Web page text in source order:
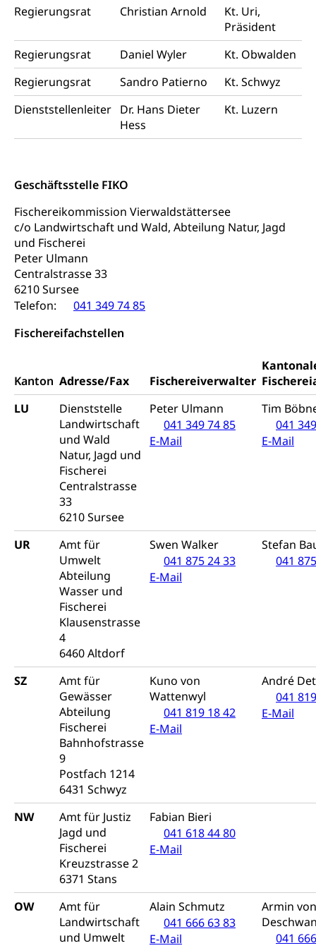
Regierungsrat Christian Arnold
Kt. Uri,
Präsident
Regierungsrat
Daniel Wyler
Kt. Obwalden
Regierungsrat
Sandro Patierno
Kt. Schwyz
Dienststellenleiter Dr. Hans Dieter
Hess
Kt. Luzern
Geschäftsstelle FIKO
Fischereikommission Vierwaldstättersee
c/o Landwirtschaft und Wald, Abteilung Natur, Jagd
und Fischerei
Peter Ulmann
Centralstrasse 33
6210 Sursee
Telefon:
041 349 74 85
Fischereifachstellen
Kanton Adresse/Fax Fischereiverwalter
LU
Dienststelle
Landwirtschaft
und Wald
Natur, Jagd und
Fischerei
Centralstrasse
33
6210 Sursee
Peter Ulmann
041 349 74 85
E-Mail
Tim
041
E-Mail
UR
Amt für
Umwelt
Abteilung
Wasser und
Fischerei
Klausenstrasse
4
6460 Altdorf
Swen Walker
041 875 24 33
E-Mail
Stefan
041
SZ
Amt für
Gewässer
Abteilung
Fischerei
Bahnhofstrasse
9
Postfach 1214
6431 Schwyz
Kuno von
Wattenwyl
041 819 18 42
E-Mail
André
041
E-Mail
NW
Amt für Justiz
Jagd und
Fischerei
Kreuzstrasse 2
6371 Stans
Fabian Bieri
041 618 44 80
E-Mail
OW
Amt für
Landwirtschaft
und Umwelt
Alain Schmutz
041 666 63 83
E-Mail
Armin von
041
Freiwilliges Kindergarten Jahr
Kindergarten & Basisstufe
Frühe Förderung
Gesundheit und Soziales
Konsumentenschutz
Konsumentenrechte, Produktsicherheit,
Preisüberwachung, Preisüberwacher,
Konsumentenorganisation, parallele Einfuhr,
regionale Erschöpfung, nationale Erschöpfung,
internationale Erschöpfung, Preisabsprache, Kartell,
Cassis-deDijon-Prinzip
Verbraucherschutz
Unfallversicherung, Berufsunfallversicherung,
Krankheit, Unfall, Prämienverbilligung,
Krankenkasse
Krankenversicherung (WAS Luzern)
Prämienverbilligung (WAS Luzern)
Obligatorische Krankenversicherung (WAS
Luzern)
Kranken- und Unfallversicherung
Lebensmittelsicherheit
sichere Lebensmittel, Lebensmittelkontrolle,
Lebensmittelhygiene, Produktesicherheit
Trinkwasser
Lebensmittel
Prävention
Gesundheitsvorsorge, Wellness, Unfallverhütung,
Sekundärprävention, Tertiärprävention
Darmkrebsvorsorge
Kantonales Tabakpräventionsprogramm
Gesundheitsförderung
Prävention (Polizei)
Gesundheitsversorgung
Soziale Sicherheit
Sozialversicherungen, Sozialpolitik,
Arbeitslosenversicherung,
Mutterschaftsversicherung, Krankenversicherung,
Unfallversicherung, Invalidenversicherung,
Sozialhilfe
Kranken- und Unfallversicherung
(gruezi.lu.ch)
Krankenversicherung (WAS Luzern)
Existenzsicherung - Sozialhilfe
Soziales und Gesellschaft (Dienststelle)
Opferhilfe
Arbeitslosenversicherung (WAS Luzern)
Invalidenversicherung (WAS Luzern)
Soziale Sicherheit
Sucht und Drogen
Drogenabhängigkeit, Drogensucht,
Medikamentenabhängigkeit,
Arzneimittelabhängigkeit, Suchtkrankheit,
Drogenabhängige, Drogensüchtige,
Betäubungsmittel, Suchtmittel, Psychopharmaka
Fachstelle Sucht Region Luzern
Drogen (Polizei)
Sucht
Gesundheitsversorgung
Gesundheitsversorgung, Spital, Pflegeinitiative,
Ambulant vor stationär, AVOS, Patientendossier
Gesundheitsversorgung
AHV / IV
Altersrente, Invalidenrente, Witwenrente,
Sozialversicherung, Vorsorgeeinrichtung,
Pensionskasse, erste Säule, zweite Säule, dritte
Säule, Hilflosenentschädigung,
Ergänzungsleistungen, Altersvorsorge,
Todesfallversicherung
Hilfslosenentschädigung (WAS Luzern)
AHV-Hinterlassenenrente (WAS Luzern)
AHV-Beiträge (WAS Luzern)
Informationsstelle AHV/IV
Ergänzungsleistungen (EL) (WAS Luzern)
AHV-Altersrente (WAS Luzern)
Behinderung
Körperbehinderung, körperliche Behinderung,
geistige Behinderung, psychische Behinderung,
Erwerbsunfähigkeit, Behinderte
Inklusion im Sport
Menschen mit Behinderungen
Kultur und Medien